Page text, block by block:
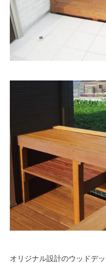
オリジナル設計のウッドデッ